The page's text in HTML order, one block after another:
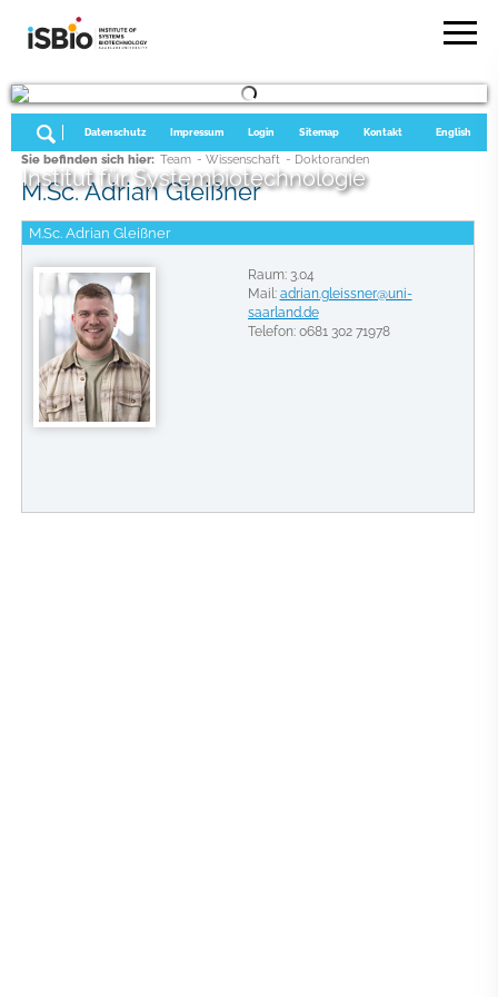
Institut für Systembiotechnologie
English
Kontakt
Sitemap
Login
Impressum
Datenschutz
Sie befinden sich hier: Team - Wissenschaft - Doktoranden
M.Sc. Adrian Gleißner
M.Sc. Adrian Gleißner
Raum: 3.04
Mail: adrian.gleissner@uni-
saarland.de
Telefon: 0681 302 71978